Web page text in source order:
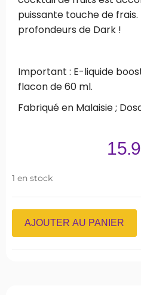
puissante touche de frais.
profondeurs de Dark !
Important : E-liquide
flacon de 60 ml.
Fabriqué en Malaisie ;
1 en stock
AJOUTER AU PANIER